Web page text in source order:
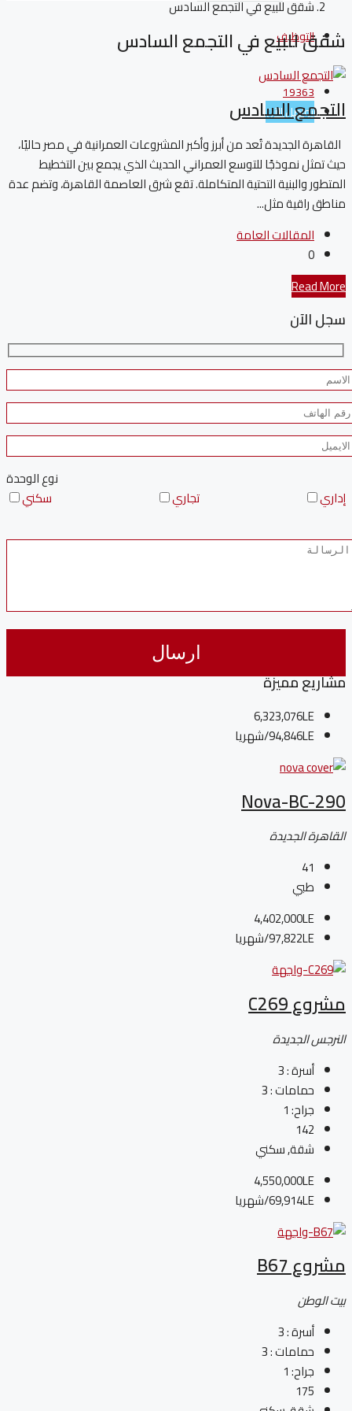
التوظيف
19363
تواصل الآن
شقق للبيع في التجمع السادس
شقق للبيع في التجمع السادس
التجمع السادس
القاهرة الجديدة تُعد من أبرز وأكبر المشروعات العمرانية في مصر حاليًا،
حيث تمثل نموذجًا للتوسع العمراني الحديث الذي يجمع بين التخطيط
المتطور والبنية التحتية المتكاملة. تقع شرق العاصمة القاهرة، وتضم عدة
مناطق راقية مثل...
المقالات العامة
0
Read More
سجل الآن
نوع الوحدة
سكني
تجاري إداري
مشاريع مميزة
6,323,076LE
94,846LE/شهريا
Nova-BC-290
القاهرة الجديدة
41
طبي
4,402,000LE
97,822LE/شهريا
مشروع C269
النرجس الجديدة
أسرة :3
حمامات :3
جراح:1
142
شقة, سكني
4,550,000LE
69,914LE/شهريا
مشروع B67
بيت الوطن
أسرة :3
حمامات :3
جراح:1
175